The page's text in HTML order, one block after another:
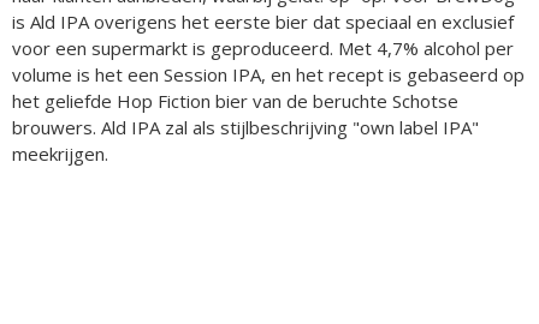
is Ald IPA overigens het eerste bier dat speciaal en exclusief
voor een supermarkt is geproduceerd. Met 4,7% alcohol per
volume is het een Session IPA, en het recept is gebaseerd op
het geliefde Hop Fiction bier van de beruchte Schotse
brouwers. Ald IPA zal als stijlbeschrijving "own label IPA"
meekrijgen.